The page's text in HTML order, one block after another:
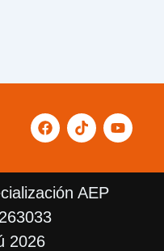
F
a
b
o
k
T
i
o
k
Y
o
u
AEP
2026